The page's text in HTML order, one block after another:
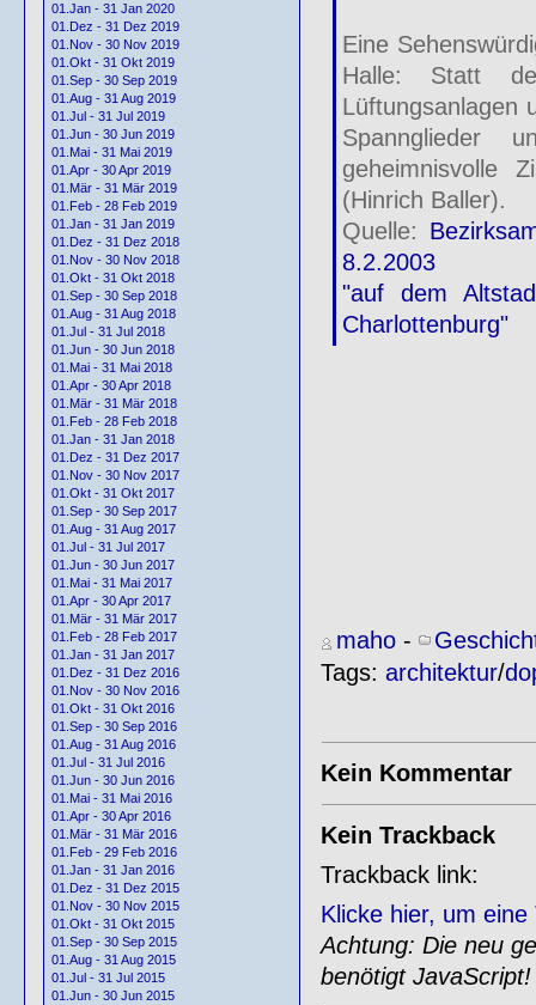
01.Jan - 31 Jan 2020
01.Dez - 31 Dez 2019
01.Nov - 30 Nov 2019
01.Okt - 31 Okt 2019
01.Sep - 30 Sep 2019
01.Aug - 31 Aug 2019
01.Jul - 31 Jul 2019
01.Jun - 30 Jun 2019
01.Mai - 31 Mai 2019
01.Apr - 30 Apr 2019
01.Mär - 31 Mär 2019
01.Feb - 28 Feb 2019
01.Jan - 31 Jan 2019
01.Dez - 31 Dez 2018
01.Nov - 30 Nov 2018
01.Okt - 31 Okt 2018
01.Sep - 30 Sep 2018
01.Aug - 31 Aug 2018
01.Jul - 31 Jul 2018
01.Jun - 30 Jun 2018
01.Mai - 31 Mai 2018
01.Apr - 30 Apr 2018
01.Mär - 31 Mär 2018
01.Feb - 28 Feb 2018
01.Jan - 31 Jan 2018
01.Dez - 31 Dez 2017
01.Nov - 30 Nov 2017
01.Okt - 31 Okt 2017
01.Sep - 30 Sep 2017
01.Aug - 31 Aug 2017
01.Jul - 31 Jul 2017
01.Jun - 30 Jun 2017
01.Mai - 31 Mai 2017
01.Apr - 30 Apr 2017
01.Mär - 31 Mär 2017
01.Feb - 28 Feb 2017
01.Jan - 31 Jan 2017
01.Dez - 31 Dez 2016
01.Nov - 30 Nov 2016
01.Okt - 31 Okt 2016
01.Sep - 30 Sep 2016
01.Aug - 31 Aug 2016
01.Jul - 31 Jul 2016
01.Jun - 30 Jun 2016
01.Mai - 31 Mai 2016
01.Apr - 30 Apr 2016
01.Mär - 31 Mär 2016
01.Feb - 29 Feb 2016
01.Jan - 31 Jan 2016
01.Dez - 31 Dez 2015
01.Nov - 30 Nov 2015
01.Okt - 31 Okt 2015
01.Sep - 30 Sep 2015
01.Aug - 31 Aug 2015
01.Jul - 31 Jul 2015
01.Jun - 30 Jun 2015
Eine
Halle: Statt
Lüftungsanlagen
Spannglieder
geheimnisvolle
(Hinrich Baller).
Quelle:
8.2.2003
"auf dem
Charlottenburg"
maho-
Tags: architektur/
Kein Kommentar
Kein Trackback
Trackback link:
Klicke hier, um
Achtung: Die neu
benötigt JavaScript!